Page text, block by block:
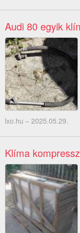
Audi 80 egyik
lxo.hu – 2025.05.29.
Klíma